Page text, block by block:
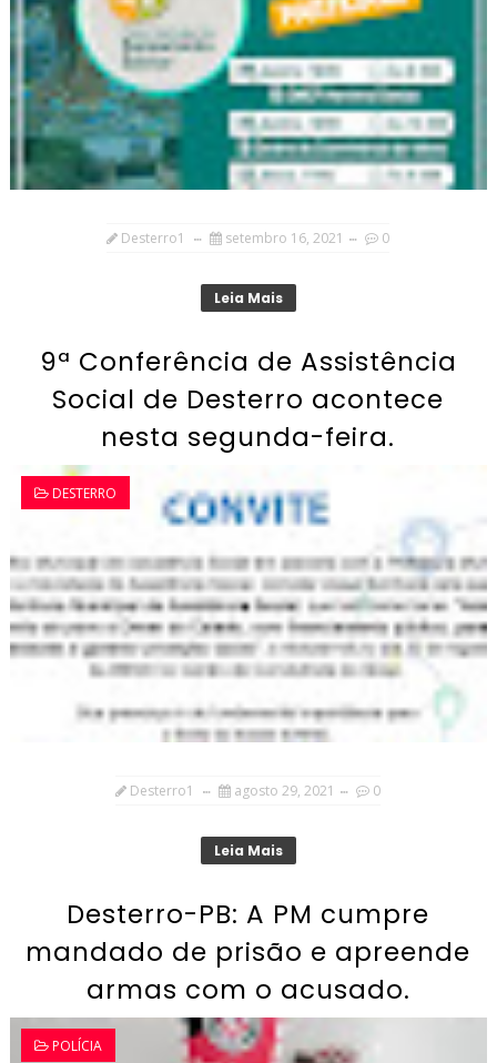
Desterro1 setembro 16, 2021 0
Leia Mais
9ª Conferência de Assistência
Social de Desterro acontece
nesta segunda-feira.
DESTERRO
Desterro1 agosto 29, 2021 0
Leia Mais
Desterro-PB: A PM cumpre
mandado de prisão e apreende
armas com o acusado.
POLÍCIA